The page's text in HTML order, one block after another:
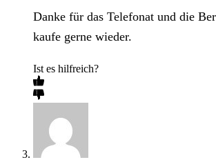
Danke für das Telefonat und die
kaufe gerne wieder.
Ist es hilfreich?